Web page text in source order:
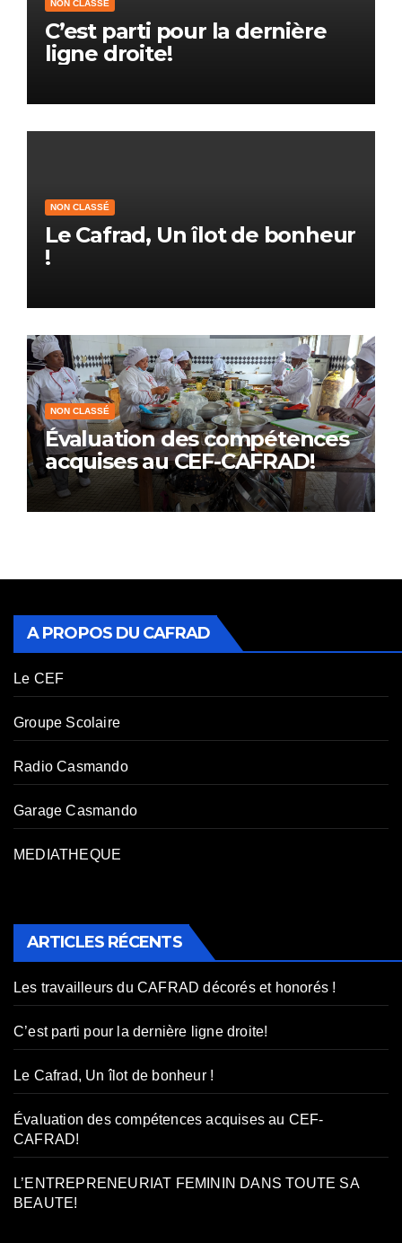
NON CLASSÉ
C’est parti pour la dernière
ligne droite!
NON CLASSÉ
Le Cafrad, Un îlot de bonheur
!
NON CLASSÉ
Évaluation des compétences
acquises au CEF-CAFRAD!
A PROPOS DU CAFRAD
Le CEF
Groupe Scolaire
Radio Casmando
Garage Casmando
MEDIATHEQUE
ARTICLES RÉCENTS
Les travailleurs du CAFRAD décorés et honorés !
C’est parti pour la dernière ligne droite!
Le Cafrad, Un îlot de bonheur !
Évaluation des compétences acquises au CEF-
CAFRAD!
L’ENTREPRENEURIAT FEMININ DANS TOUTE SA
BEAUTE!